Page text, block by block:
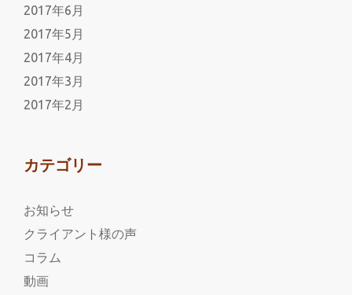
2017年6月
2017年5月
2017年4月
2017年3月
2017年2月
カテゴリー
お知らせ
クライアント様の声
コラム
動画